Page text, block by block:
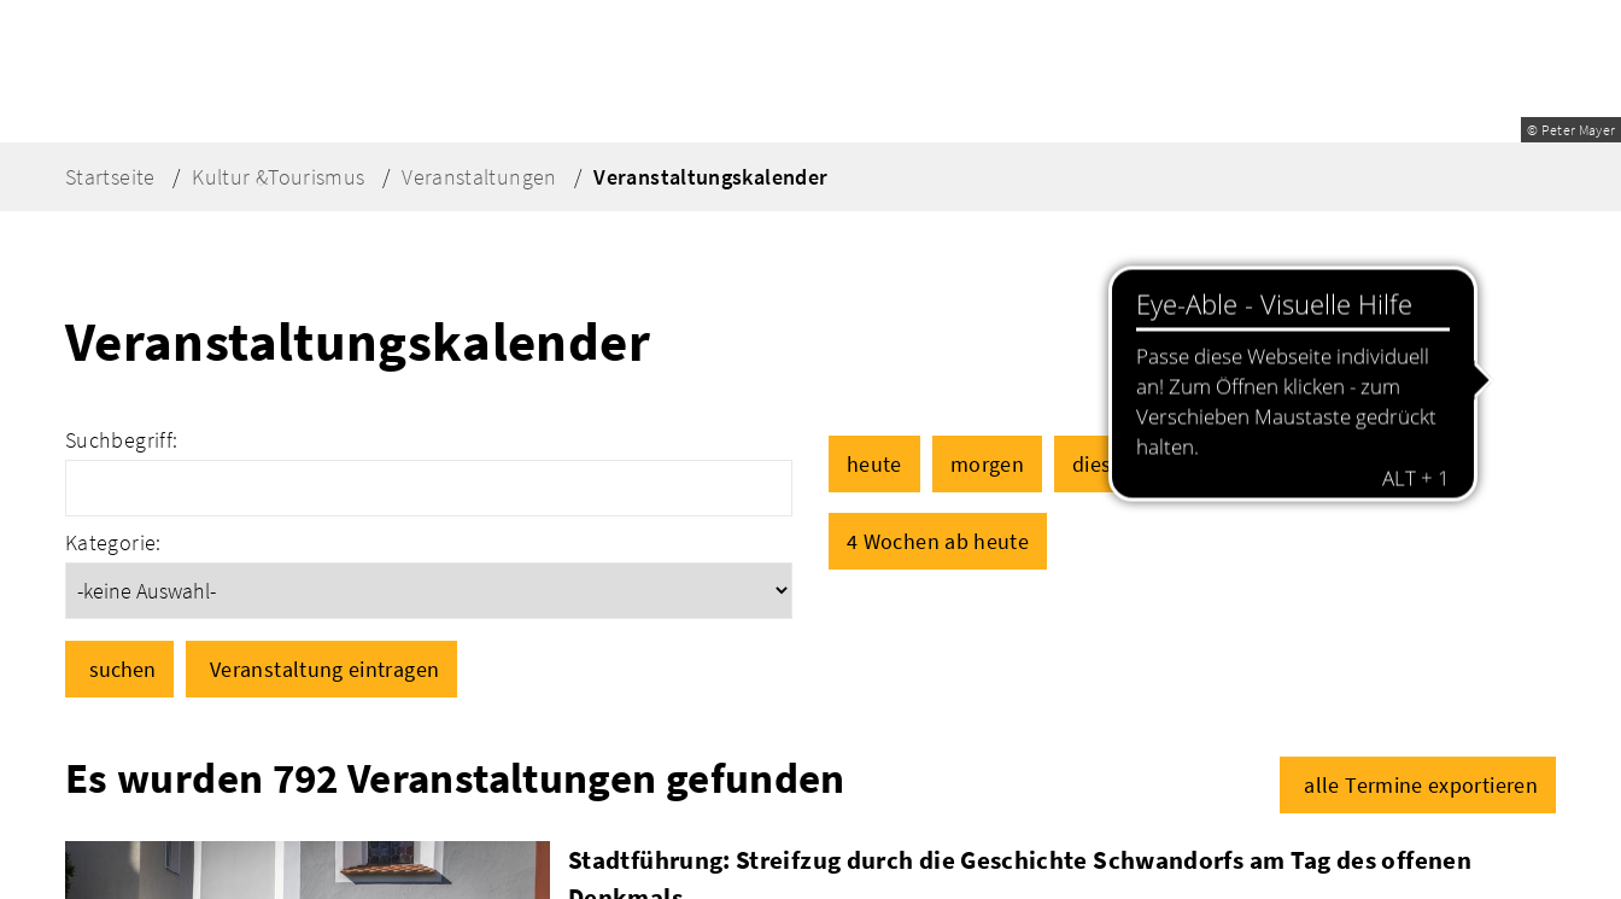
© Peter Mayer
Startseite Kultur &Tourismus Veranstaltungen Veranstaltungskalender
Veranstaltungskalender
Suchbegriff:
Kategorie:
suchen Veranstaltung eintragen
heute morgen diese Woche
4 Wochen ab heute
alle Termine exportieren
Es wurden 792 Veranstaltungen gefunden
Stadtführung: Streifzug durch die Geschichte Schwandorfs am Tag des offenen